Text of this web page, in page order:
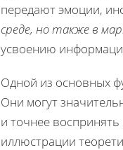
передают эмоции,
среде, но также в
усвоению
Одной из основных
Они могут
и точнее
иллюстрации